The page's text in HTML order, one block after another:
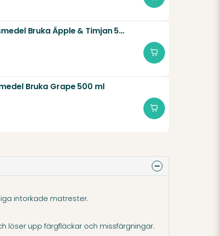
Spolglansmedel Bruka Äpple & Timjan 500 ml
Bruka Grape 500 ml
intorkade matrester.
löser upp färgfläckar och missfärgningar.